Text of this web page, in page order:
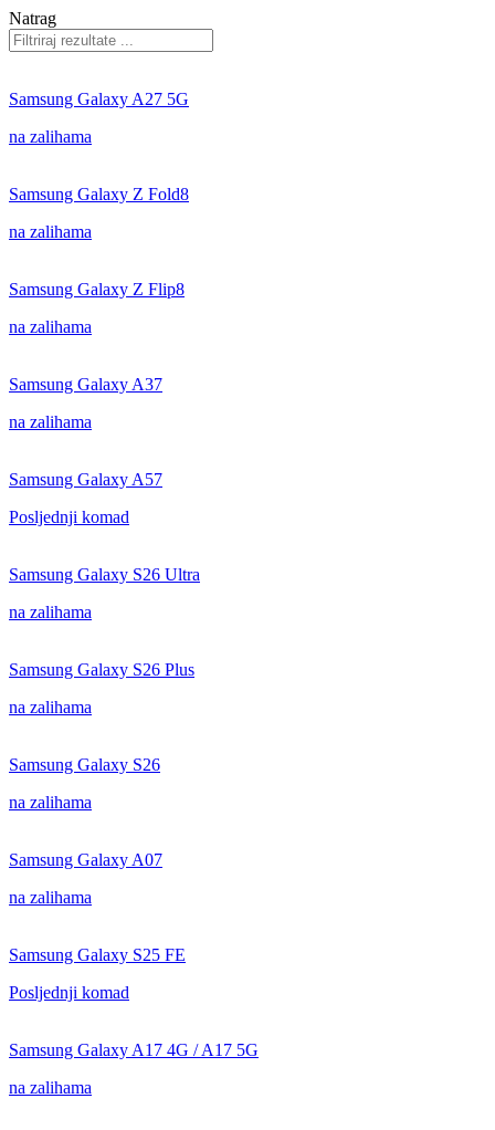
Natrag
Samsung Galaxy A27 5G
na zalihama
Samsung Galaxy Z Fold8
na zalihama
Samsung Galaxy Z Flip8
na zalihama
Samsung Galaxy A37
na zalihama
Samsung Galaxy A57
Posljednji komad
Samsung Galaxy S26 Ultra
na zalihama
Samsung Galaxy S26 Plus
na zalihama
Samsung Galaxy S26
na zalihama
Samsung Galaxy A07
na zalihama
Samsung Galaxy S25 FE
Posljednji komad
Samsung Galaxy A17 4G / A17 5G
na zalihama